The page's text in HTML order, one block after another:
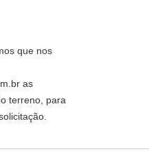
que nos
as
terreno, para